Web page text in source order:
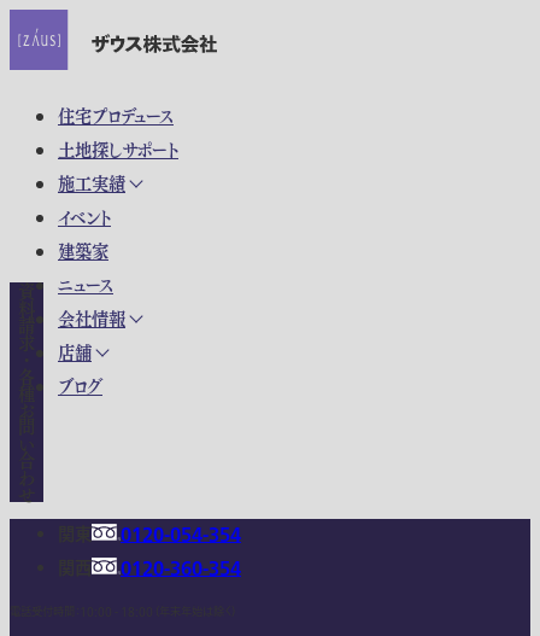
住宅プロデュース
土地探しサポート
施工実績
イベント
建築家
ニュース
会社情報
店舗
ブログ
0120-054-354
0120-360-354